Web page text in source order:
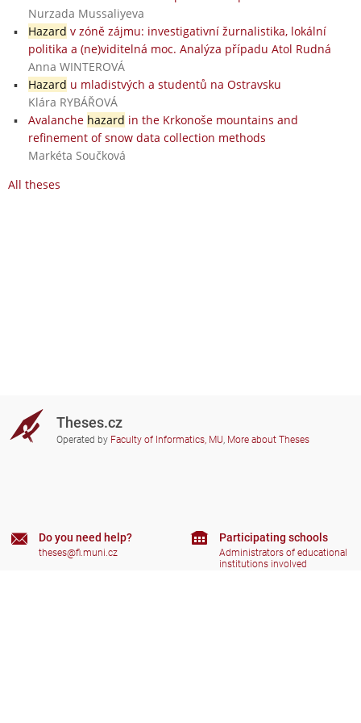
Nurzada Mussaliyeva
Hazard v zóně zájmu: investigativní žurnalistika, lokální
politika a (ne)viditelná moc. Analýza případu Atol Rudná
Anna WINTEROVÁ
Hazard u mladistvých a studentů na Ostravsku
Klára RYBÁŘOVÁ
Avalanche hazard in the Krkonoše mountains and
refinement of snow data collection methods
Markéta Součková
All theses
Theses.cz
Operated by Faculty of Informatics, MU, More about Theses
Do you need help?
theses@fi.muni.cz
Participating schools
Administrators of educational
institutions involved